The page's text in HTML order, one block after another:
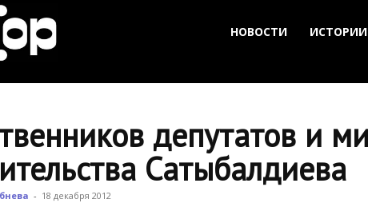
Новости
НОВОСТИ ИСТОРИИ
депутатов и
Сатыбалдиева
- 18 декабря 2012